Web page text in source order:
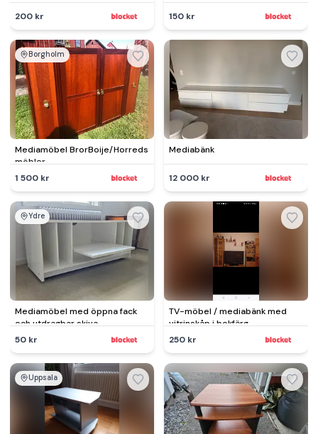
200 kr
150 kr
Borgholm
Mediamöbel BrorBoije/Horreds
möbler
1 500 kr
Mediabänk
12 000 kr
Ydre
Mediamöbel med öppna fack
och utdragbar skiva
50 kr
TV-möbel / mediabänk med
vitrinskåp i bokfärg
250 kr
Uppsala